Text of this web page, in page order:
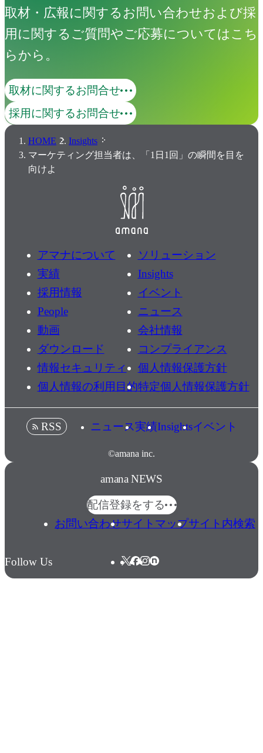
取材・広報に関するお問い合わせおよび採
用に関するご質問やご応募についてはこち
らから。
取材に関するお問合せ
採用に関するお問合せ
HOME
Insights
マーケティング担当者は、「1日1回」の瞬間を目を
向けよ
アマナについて
ソリューション
実績
Insights
採用情報
イベント
People
ニュース
動画
会社情報
ダウンロード
コンプライアンス
情報セキュリティ
個人情報保護方針
個人情報の利用目的特定個人情報保護方針
©amana inc.
RSS ニュース実績Insightsイベント
amana NEWS
配信登録をする
お問い合わせサイトマップサイト内検索
Follow Us